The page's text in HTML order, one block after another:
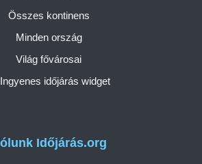
Időjárás.org
Összes kontinens
Minden ország
Világ fővárosai
időjárás widget